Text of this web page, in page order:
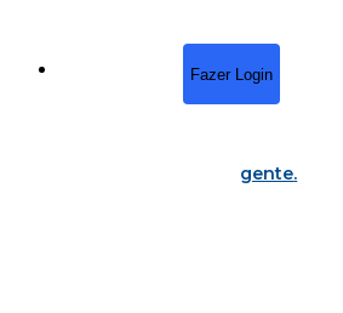
Fazer Login
gente.